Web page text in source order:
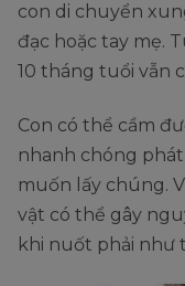
con di chuyển
đạc hoặc tay mẹ.
10 tháng tuổi vẫn
Con có thể cầm
nhanh chóng
muốn lấy chúng.
vật có thể gây
khi nuốt phải như